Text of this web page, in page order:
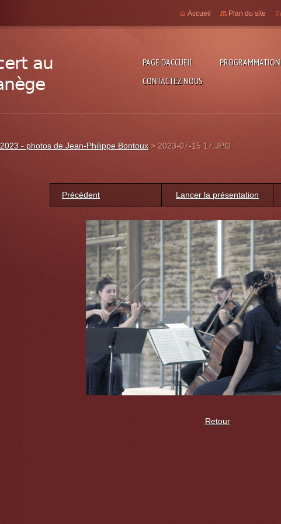
PAGE D'ACCUEIL PROGRAMMATION
CONTACTEZ NOUS
Accueil Plan du site
2023 - photos de Jean-Philippe Bontoux > 2023-07-15 17.JPG
Précédent Lancer la présentation
Retour